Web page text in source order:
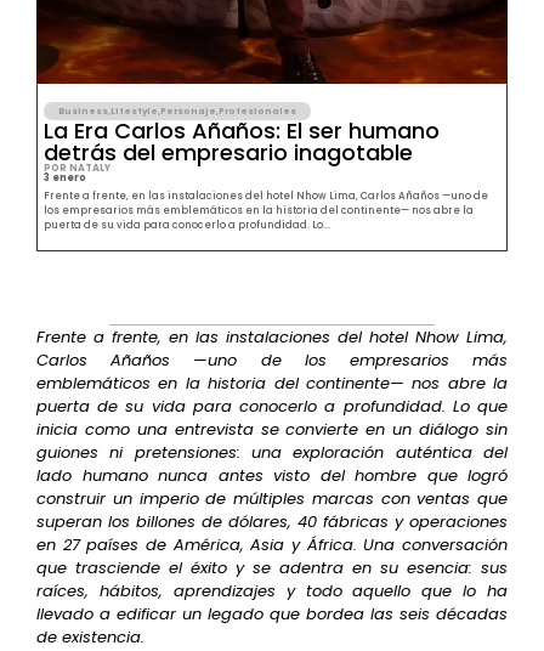
Business,Lifestyle,Personaje,Profesionales
La Era Carlos Añaños: El ser humano
detrás del empresario inagotable
POR NATALY
3 enero
Frente a frente, en las instalaciones del hotel Nhow Lima, Carlos Añaños —uno de
los empresarios más emblemáticos en la historia del continente— nos abre la
puerta de su vida para conocerlo a profundidad. Lo...
Frente a frente, en las instalaciones del hotel Nhow Lima,
Carlos Añaños —uno de los empresarios más
emblemáticos en la historia del continente— nos abre la
puerta de su vida para conocerlo a profundidad. Lo que
inicia como una entrevista se convierte en un diálogo sin
guiones ni pretensiones: una exploración auténtica del
lado humano nunca antes visto del hombre que logró
construir un imperio de múltiples marcas con ventas que
superan los billones de dólares, 40 fábricas y operaciones
en 27 países de América, Asia y África. Una conversación
que trasciende el éxito y se adentra en su esencia: sus
raíces, hábitos, aprendizajes y todo aquello que lo ha
llevado a edificar un legado que bordea las seis décadas
de existencia.